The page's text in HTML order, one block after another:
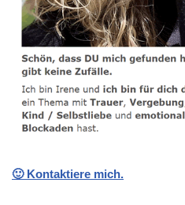
🙂 Kontaktiere mich.